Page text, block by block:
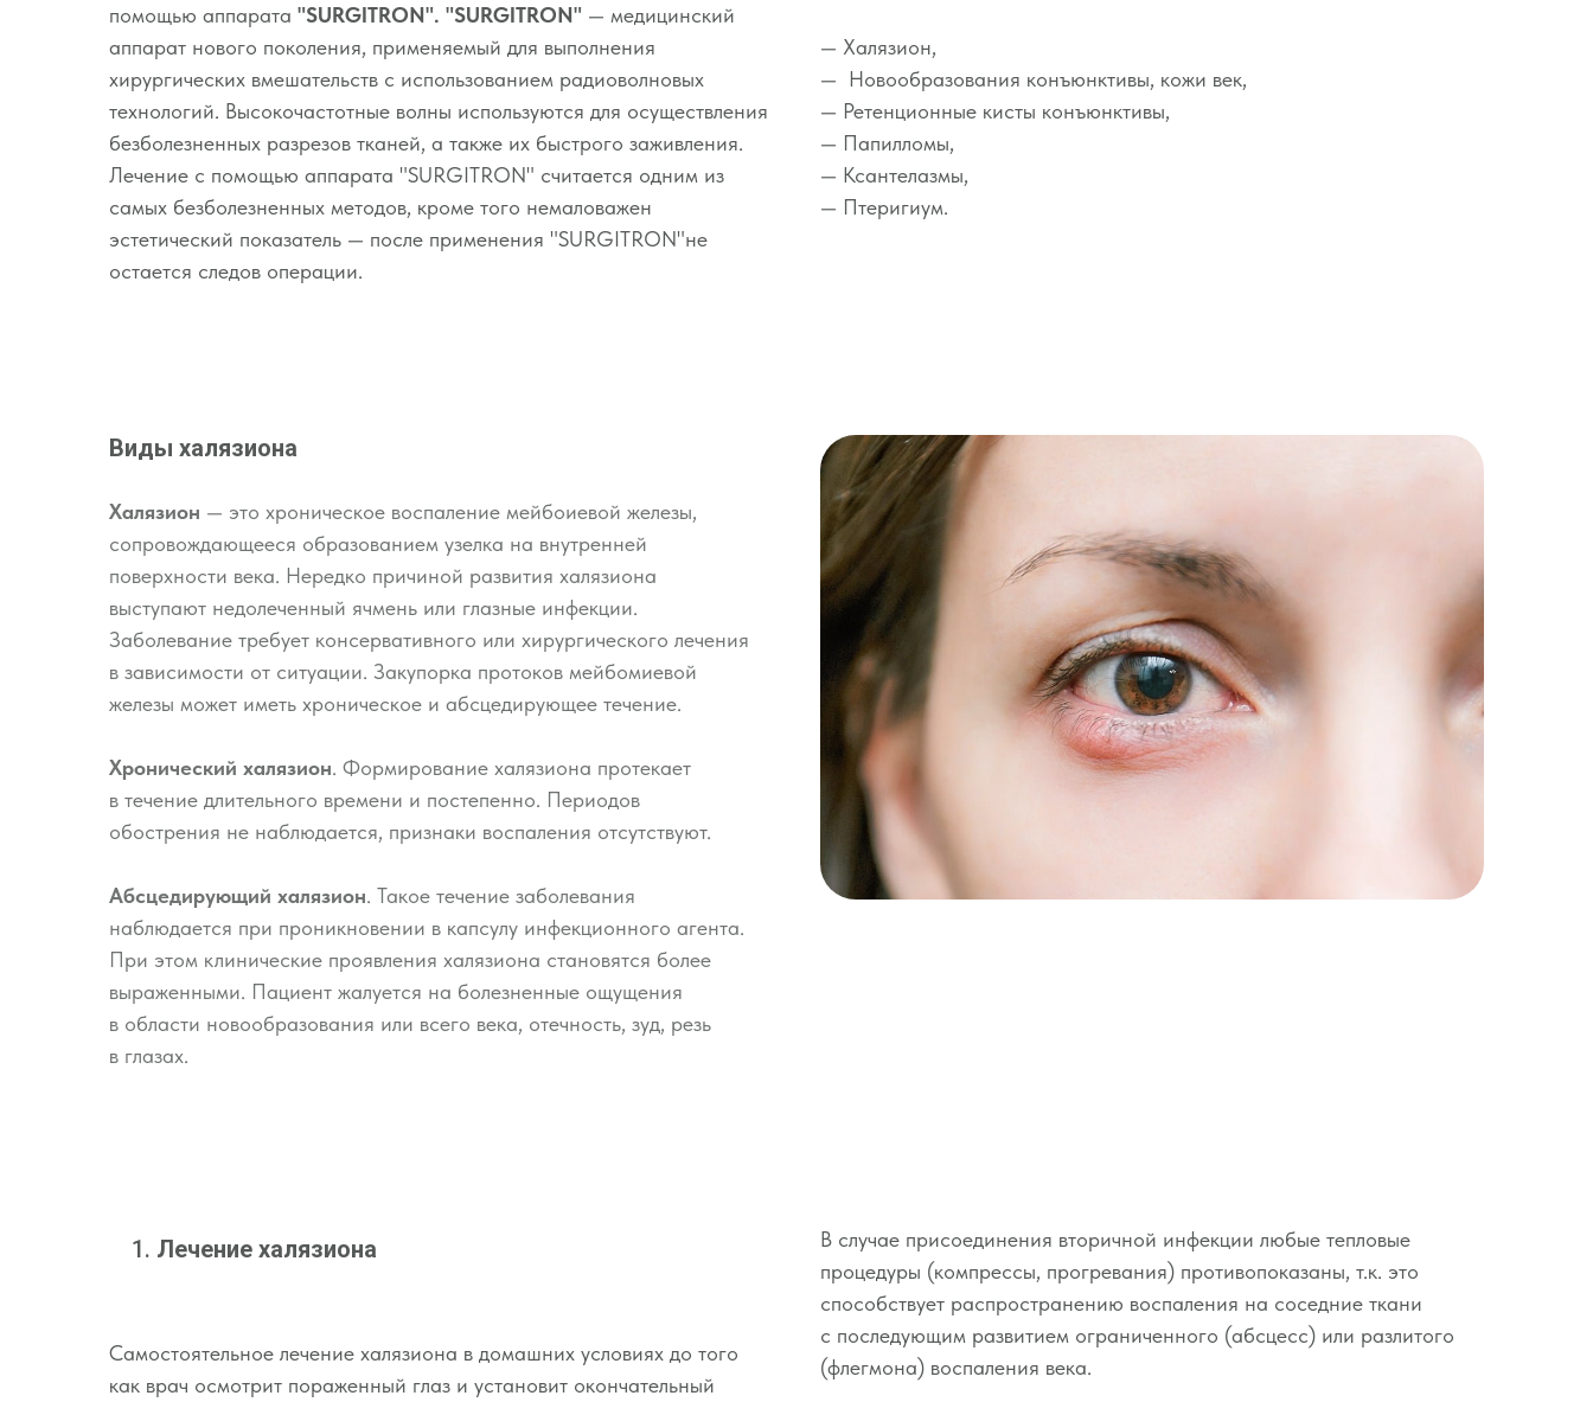
помощью аппарата "SURGITRON". "SURGITRON" — медицинский
аппарат нового поколения, применяемый для выполнения
хирургических вмешательств с использованием радиоволновых
технологий. Высокочастотные волны используются для осуществления
безболезненных разрезов тканей, а также их быстрого заживления.
Лечение с помощью аппарата "SURGITRON" считается одним из
самых безболезненных методов, кроме того немаловажен
эстетический показатель — после применения "SURGITRON"не
остается следов операции.
— Халязион,
— Новообразования конъюнктивы, кожи век,
— Ретенционные кисты конъюнктивы,
— Папилломы,
— Ксантелазмы,
— Птеригиум.
Виды халязиона
Халязион — это хроническое воспаление мейбоиевой железы,
сопровождающееся образованием узелка на внутренней
поверхности века. Нередко причиной развития халязиона
выступают недолеченный ячмень или глазные инфекции.
Заболевание требует консервативного или хирургического лечения
в зависимости от ситуации. Закупорка протоков мейбомиевой
железы может иметь хроническое и абсцедирующее течение.
Хронический халязион. Формирование халязиона протекает
в течение длительного времени и постепенно. Периодов
обострения не наблюдается, признаки воспаления отсутствуют.
Абсцедирующий халязион. Такое течение заболевания
наблюдается при проникновении в капсулу инфекционного агента.
При этом клинические проявления халязиона становятся более
выраженными. Пациент жалуется на болезненные ощущения
в области новообразования или всего века, отечность, зуд, резь
в глазах.
Лечение халязиона
Самостоятельное лечение халязиона в домашних условиях до того
как врач осмотрит пораженный глаз и установит окончательный
В случае присоединения вторичной инфекции любые тепловые
процедуры (компрессы, прогревания) противопоказаны, т.к. это
способствует распространению воспаления на соседние ткани
с последующим развитием ограниченного (абсцесс) или разлитого
(флегмона) воспаления века.